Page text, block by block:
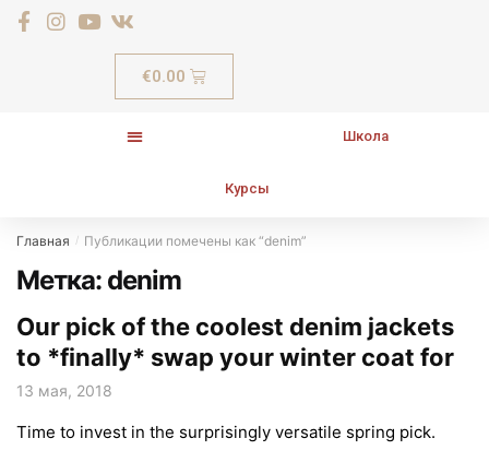
€0.00
Школа
Курсы
Главная / Публикации помечены как “denim”
Метка: denim
Our pick of the coolest denim jackets
to *finally* swap your winter coat for
13 мая, 2018
Time to invest in the surprisingly versatile spring pick.